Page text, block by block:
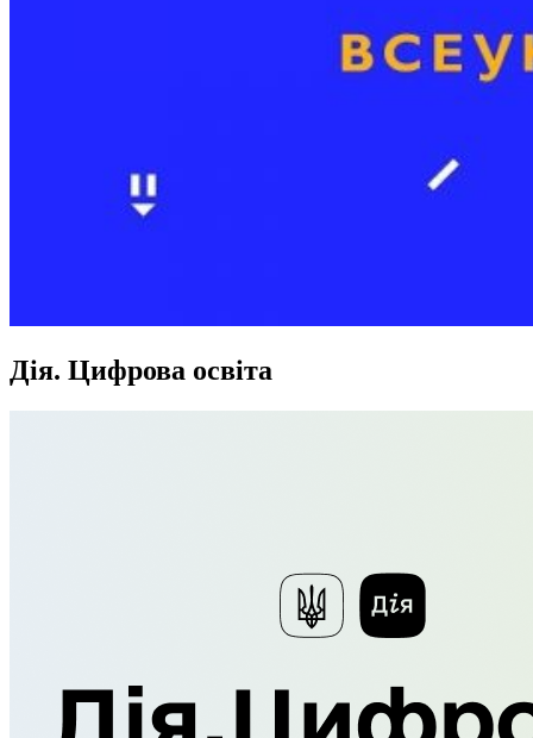
Дія. Цифрова освіта